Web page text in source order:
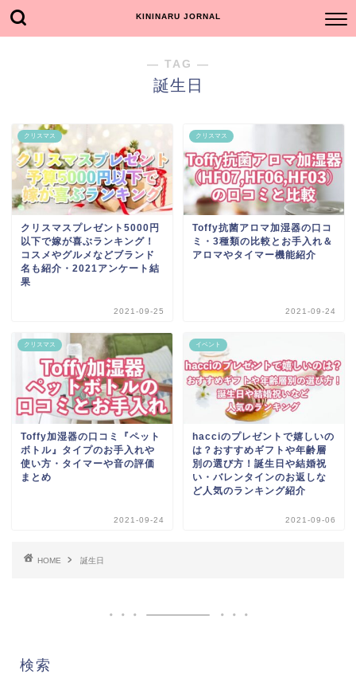
KININARU JORNAL
― TAG ―
誕生日
クリスマス
クリスマスプレゼント5000円
以下で嫁が喜ぶランキング！
コスメやグルメなどブランド
名も紹介・2021アンケート結
果
2021-09-25
クリスマス
Toffy抗菌アロマ加湿器の口コ
ミ・3種類の比較とお手入れ＆
アロマやタイマー機能紹介
2021-09-24
クリスマス
Toffy加湿器の口コミ『ペット
ボトル』タイプのお手入れや
使い方・タイマーや音の評価
まとめ
2021-09-24
イベント
hacciのプレゼントで嬉しいの
は？おすすめギフトや年齢層
別の選び方！誕生日や結婚祝
い・バレンタインのお返しな
ど人気のランキング紹介
2021-09-06
HOME 誕生日
検索